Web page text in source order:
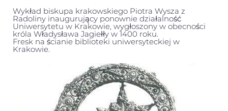
Wykład biskupa krakowskiego Piotra Wysza z
Radoliny inaugurujący ponownie działalność
Uniwersytetu w Krakowie, wygłoszony w obecności
króla Władysława Jagiełły w 1400 roku.
Fresk na ścianie biblioteki uniwersyteckiej w
Krakowie.